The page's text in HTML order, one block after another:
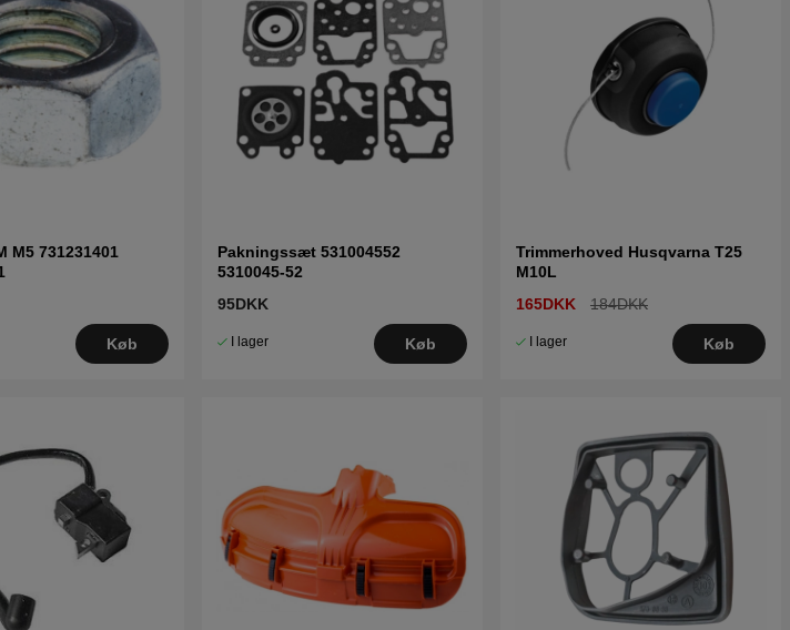
M5 731231401
Køb
Pakningssæt 531004552
5310045-52
95DKK
I lager Køb
Trimmerhoved Husqvarna T25
M10L
165DKK
184DKK
I lager Køb